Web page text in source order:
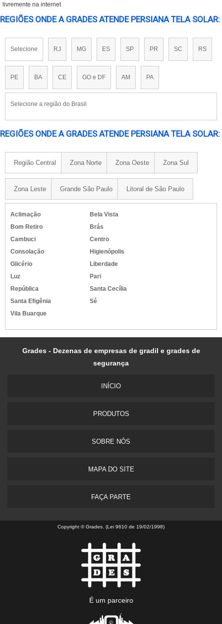
livremente na internet
REGIÕES ONDE A GRADES ATENDE PERSIANA TELA SOLAR:
Selecione RJ MG ES SP PR SC RS
PE BA CE GO e DF AM PA
Selecione a região do Brasil
REGIÕES ONDE A GRADES ATENDE PERSIANA TELA SOLAR:
Região Central Zona Norte Zona Oeste Zona Sul
Zona Leste Grande São Paulo Litoral de São Paulo
Aclimação
Bela Vista
Bom Retiro
Brás
Cambuci
Centro
Consolação
Higienópolis
Glicério
Liberdade
Luz
Pari
República
Santa Cecília
Santa Efigênia
Sé
Vila Buarque
Grades - Dezenas de empresas de gradil e grades de
segurança
INÍ­CIO
PRODUTOS
SOBRE NÓS
MAPA DO SITE
FAÇA PARTE
Copyright © Grades. (Lei 9610 de 19/02/1998)
É um parceiro